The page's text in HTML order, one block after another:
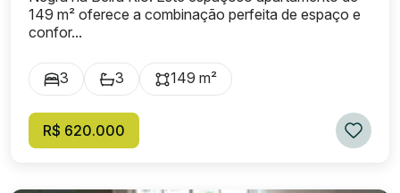
149 m² oferece a combinação perfeita de espaço e
confor...
3 3 149 m²
R$ 620.000